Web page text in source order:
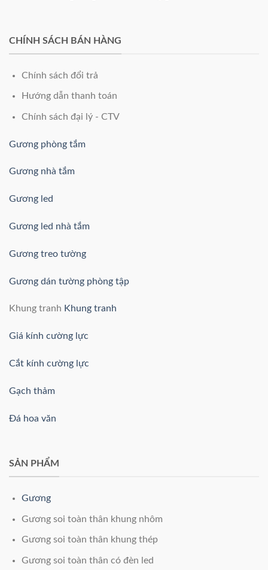
CHÍNH SÁCH BÁN HÀNG
Chính sách đổi trả
Hướng dẫn thanh toán
Chính sách đại lý - CTV
Gương phòng tắm
Gương nhà tắm
Gương led
Gương led nhà tắm
Gương treo tường
Gương dán tường phòng tập
Khung tranh Khung tranh
Giá kính cường lực
Cắt kính cường lực
Gạch thảm
Đá hoa văn
SẢN PHẨM
Gương
Gương soi toàn thân khung nhôm
Gương soi toàn thân khung thép
Gương soi toàn thân có đèn led